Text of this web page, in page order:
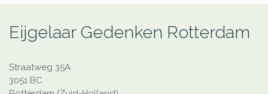
Eijgelaar Gedenken Rotterdam
Straatweg 35A
3051 BC